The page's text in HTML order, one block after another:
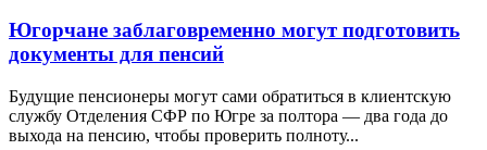
Югорчане заблаговременно могут подготовить
документы для пенсий
Будущие пенсионеры могут сами обратиться в клиентскую
службу Отделения СФР по Югре за полтора — два года до
выхода на пенсию, чтобы проверить полноту...